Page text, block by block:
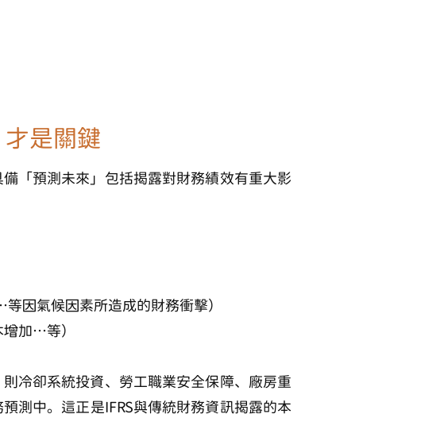
才是關鍵
「預測未來」包括揭露對財務績效有重大影
等因氣候因素所造成的財務衝擊）
加…等）
冷卻系統投資、勞工職業安全保障、廠房重
測中。這正是IFRS與傳統財務資訊揭露的本